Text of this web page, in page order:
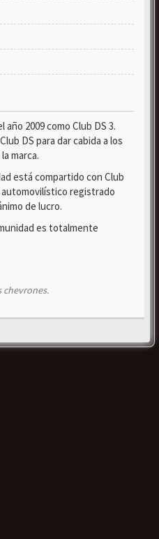
2009 como Club DS 3.
DS para dar cabida a los
marca.
está compartido con Club
automovilístico registrado
de lucro.
es totalmente